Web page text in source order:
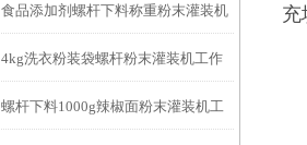
点
食品添加剂螺杆下料称重粉末灌装机
厂家
4kg洗衣粉装袋螺杆粉末灌装机工作
原理
螺杆下料1000g辣椒面粉末灌装机工
充